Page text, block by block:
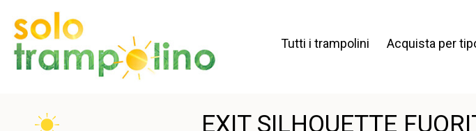
Tutti i trampolini Acquista per
EXIT SILHOUETTE